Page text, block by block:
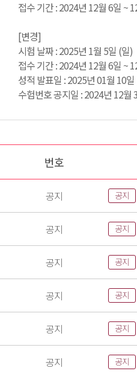
접수 기간 : 2024년 12월 6일 ~
[변경]
시험 날짜 : 2025년 1월 5일 (일)
접수 기간 : 2024년 12월 6일 ~
성적 발표일 : 2025년 01월 10일
수험번호 공지일 : 2024년 12월
번호
공지 공지
공지 공지
공지 공지
공지 공지
공지 공지
공지 공지